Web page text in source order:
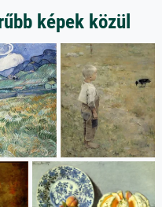
képek közül